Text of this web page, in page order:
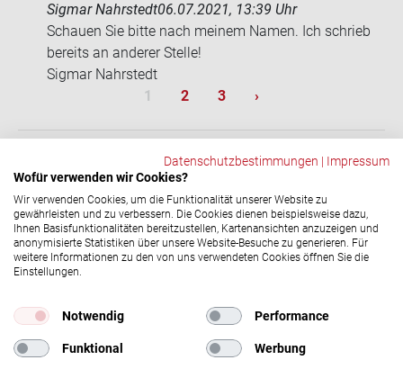
Sigmar Nahrstedt06.07.2021, 13:39 Uhr
Schau­en Sie bitte nach mei­nem Namen. Ich schrieb
be­reits an an­de­rer Stel­le!
Sig­mar Nahr­stedt
Sei­ten­num­me­rie­rungAktuelle Seite
1 Seite
2 Seite
3 Nächste Seite
›
ZURÜCK
Impressum
Datenschutz
Social-​Media Ka­nä­le
Datenschutzbestimmungen | Impressum
Wofür verwenden wir Cookies?
Wir verwenden Cookies, um die Funktionalität unserer Website zu
gewährleisten und zu verbessern. Die Cookies dienen beispielsweise dazu,
Ihnen Basisfunktionalitäten bereitzustellen, Kartenansichten anzuzeigen und
anonymisierte Statistiken über unsere Website-Besuche zu generieren. Für
weitere Informationen zu den von uns verwendeten Cookies öffnen Sie die
Einstellungen.
Notwendig Performance
Funktional Werbung